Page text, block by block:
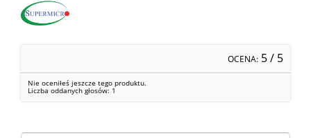
OCENA: 5/ 5
Nie oceniłeś jeszcze tego produktu.
Liczba oddanych głosów: 1